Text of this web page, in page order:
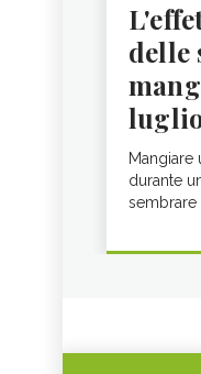
delle
Mangiare
durante
sembrare